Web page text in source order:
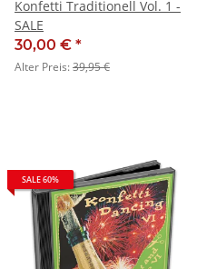
Konfetti Traditionell Vol. 1 -
SALE
30,00 € *
Alter Preis:39,95 €
SALE 60%